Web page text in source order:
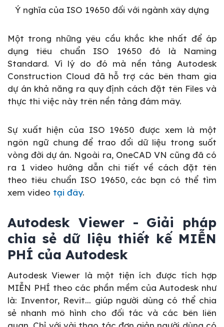
Ý nghĩa của ISO 19650 đối với ngành xây dựng
Một trong những yêu cầu khắc khe nhất để áp
dụng tiêu chuẩn ISO 19650 đó là Naming
Standard. Vì lý do đó mà nền tảng Autodesk
Construction Cloud đã hỗ trợ các bên tham gia
dự án khả năng ra quy định cách đặt tên Files và
thực thi việc này trên nền tảng đám mây.
Sự xuất hiện của ISO 19650 được xem là một
ngôn ngữ chung để trao đổi dữ liệu trong suốt
vòng đời dự án. Ngoài ra, OneCAD VN cũng đã có
ra 1 video hướng dẫn chi tiết về cách đặt tên
theo tiêu chuẩn ISO 19650, các bạn có thể tìm
xem video tại đây.
Autodesk Viewer - Giải pháp
chia sẻ dữ liệu thiết kế MIỄN
PHÍ của Autodesk
Autodesk Viewer là một tiện ích được tích hợp
MIỄN PHÍ theo các phần mềm của Autodesk như
là: Inventor, Revit... giúp người dùng có thể chia
sẻ nhanh mô hình cho đối tác và các bên liên